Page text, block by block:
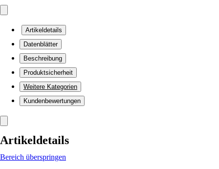
Artikeldetails
Datenblätter
Beschreibung
Produktsicherheit
Weitere Kategorien
Kundenbewertungen
Artikeldetails
Bereich überspringen